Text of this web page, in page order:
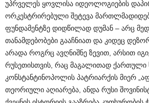
უპრველეს ყოვლისა იდეოლოგიების
ორკესტრირებული შეტევა
ფუნდამენტზე დიდწილად დუმან – არც
თანამდებობები გააჩნიათ და კიდეც
არადა როგრც ავღნიშნე ზევით, არსით
რუსეთისთვის, რაც მაგალითად ქართული
კონსტანტინოპოლის პატრიარქის მიერ
თეორიული აღიარება, ანდა რუსი